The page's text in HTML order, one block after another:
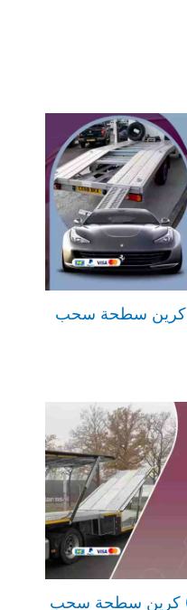
كرين القرين 66400336 كرين سطحة سحب
كرين الدسمة 66400336 كرين سطحة سحب